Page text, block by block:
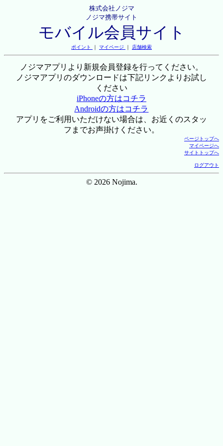
株式会社ノジマ
ノジマ携帯サイト
モバイル会員サイト
ポイント ｜ マイページ ｜ 店舗検索
ノジマアプリより新規会員登録を行ってください。
ノジマアプリのダウンロードは下記リンクよりお試し
ください
iPhoneの方はコチラ
Androidの方はコチラ
アプリをご利用いただけない場合は、お近くのスタッ
フまでお声掛けください。
ページトップへ
マイページへ
サイトトップへ
ログアウト
© 2026 Nojima.